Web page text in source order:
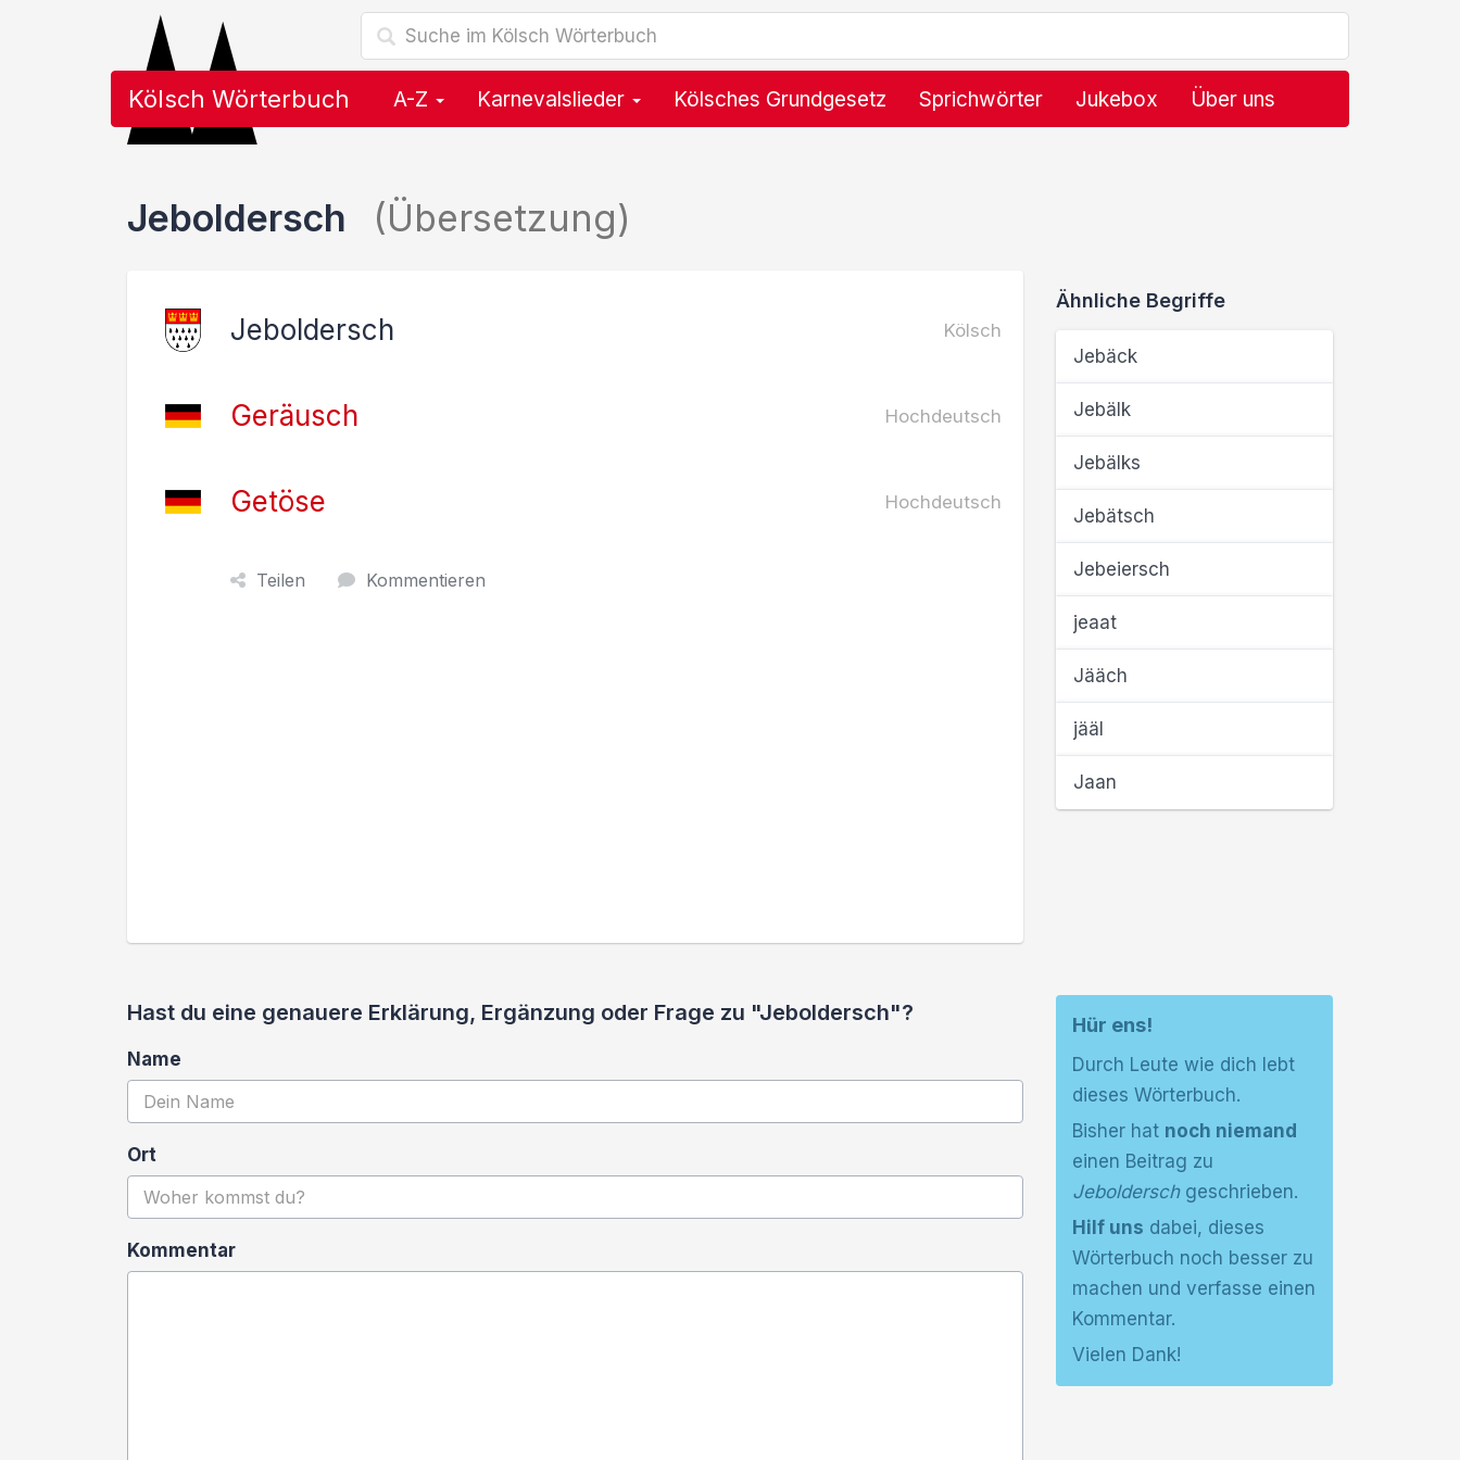
Kölsch Wörterbuch A-Z Karnevalslieder Kölsches Grundgesetz Sprichwörter Jukebox Über uns
Jeboldersch (Übersetzung)
Jeboldersch Kölsch
Geräusch Hochdeutsch
Getöse Hochdeutsch
Teilen Kommentieren
Ähnliche Begriffe
Jebäck
Jebälk
Jebälks
Jebätsch
Jebeiersch
jeaat
Jääch
jääl
Jaan
Hast du eine genauere Erklärung, Ergänzung oder Frage zu "Jeboldersch"?
Name
Ort
Kommentar
Hür ens!
Durch Leute wie dich lebt
dieses Wörterbuch.
Bisher hat noch niemand
einen Beitrag zu
Jebolderschgeschrieben.
Hilf uns dabei, dieses
Wörterbuch noch besser zu
machen und verfasse einen
Kommentar.
Vielen Dank!